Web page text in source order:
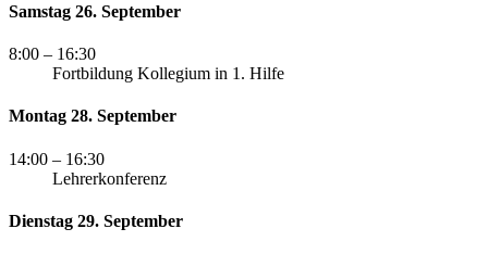
Samstag 26. September
8:00 – 16:30
Fortbildung Kollegium in 1. Hilfe
Montag 28. September
14:00 – 16:30
Lehrerkonferenz
Dienstag 29. September